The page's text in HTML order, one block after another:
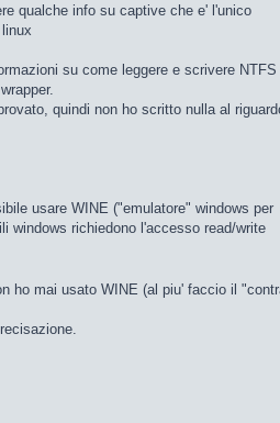
qualche info su captive che e' l'unico
su come leggere e scrivere
quindi non ho scritto nulla al
usare WINE ("emulatore" windows per
windows richiedono l'accesso read/write
ho mai usato WINE (al piu' faccio il